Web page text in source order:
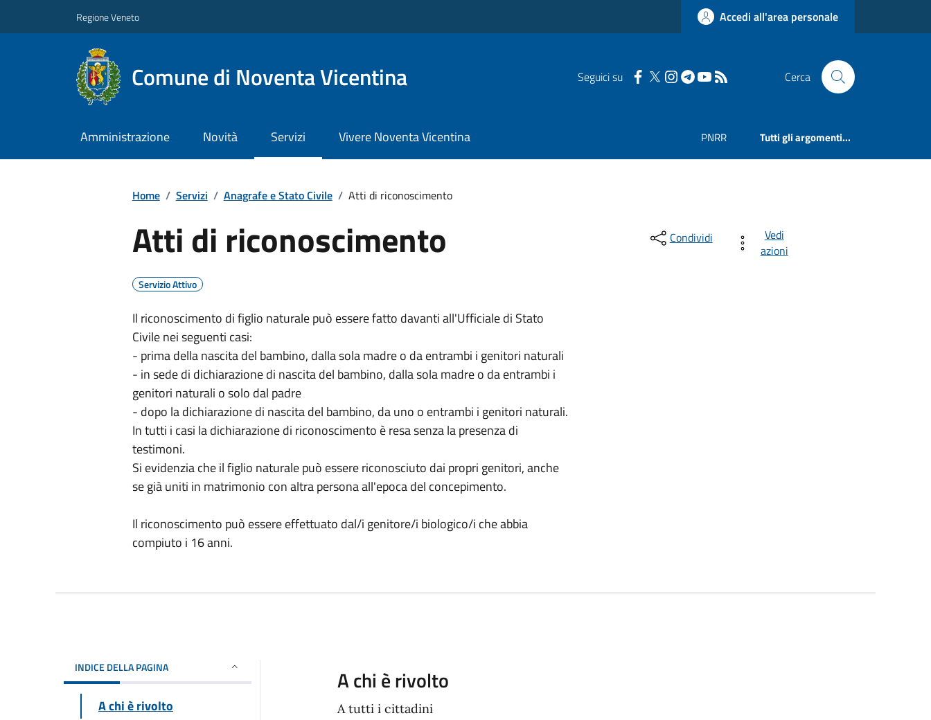
Regione Veneto Accedi all'area personale
Comune di Noventa Vicentina Seguici su Cerca
Amministrazione Novità Servizi Vivere Noventa Vicentina PNRR Tutti gli argomenti...
Home / Servizi / Anagrafe e Stato Civile / Atti di riconoscimento
Atti di riconoscimento
Servizio Attivo
Il riconoscimento di figlio naturale può essere fatto davanti all'Ufficiale di Stato
Civile nei seguenti casi:
- prima della nascita del bambino, dalla sola madre o da entrambi i genitori naturali
- in sede di dichiarazione di nascita del bambino, dalla sola madre o da entrambi i
genitori naturali o solo dal padre
- dopo la dichiarazione di nascita del bambino, da uno o entrambi i genitori naturali.
In tutti i casi la dichiarazione di riconoscimento è resa senza la presenza di
testimoni.
Si evidenzia che il figlio naturale può essere riconosciuto dai propri genitori, anche
se già uniti in matrimonio con altra persona all'epoca del concepimento.
Il riconoscimento può essere effettuato dal/i genitore/i biologico/i che abbia
compiuto i 16 anni.
Condividi
Vedi
azioni
INDICE DELLA PAGINA
A chi è rivolto
A chi è rivolto
A tutti i cittadini